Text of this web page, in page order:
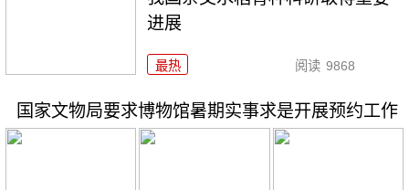
进展
最热 阅读 9868
国家文物局要求博物馆暑期实事求是开展预约工作